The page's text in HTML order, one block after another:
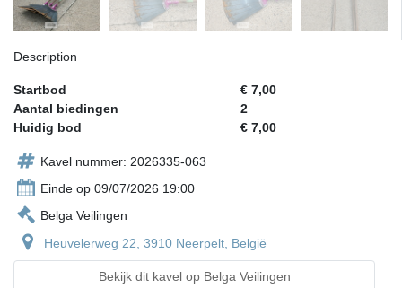
Description
Startbod
€ 7,00
Aantal biedingen
2
Huidig bod
€ 7,00
Kavel nummer: 2026335-063
Einde op 09/07/2026 19:00
Belga Veilingen
Heuvelerweg 22, 3910 Neerpelt, België
Bekijk dit kavel op Belga Veilingen